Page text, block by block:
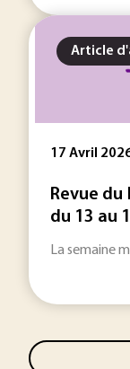
Article
17 Avril
Revue du
du 13 au
La semaine